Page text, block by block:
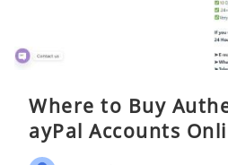
Where to Buy
ayPal Accounts